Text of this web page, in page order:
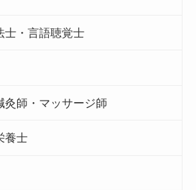
士・言語聴覚士
灸師・マッサージ師
養士